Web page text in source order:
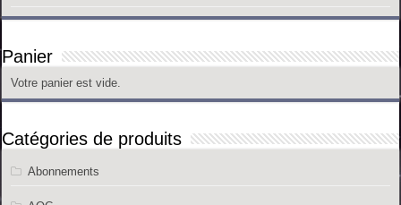
Panier
Votre panier est vide.
Catégories de produits
Abonnements